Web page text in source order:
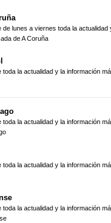
de lunes a viernes toda la actualidad
de A Coruña
toda la actualidad y la información
toda la actualidad y la información
toda la actualidad y la información
toda la actualidad y la información